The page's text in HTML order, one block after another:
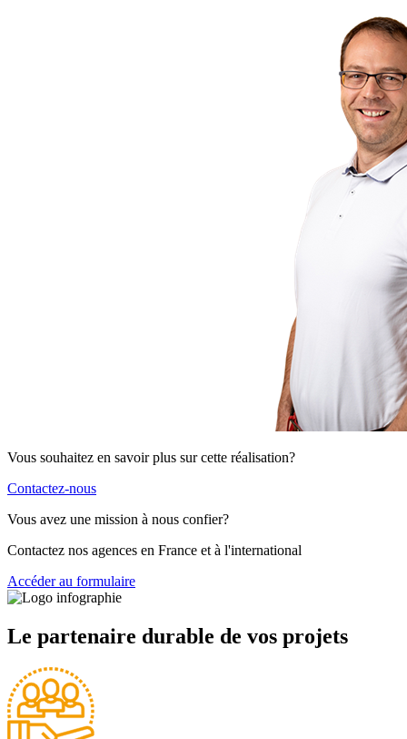
Vous souhaitez en savoir plus sur cette réalisation?
Contactez-nous
Vous avez une mission à nous confier?
Contactez nos agences en France et à l'international
Accéder au formulaire
Le partenaire durable de vos projets